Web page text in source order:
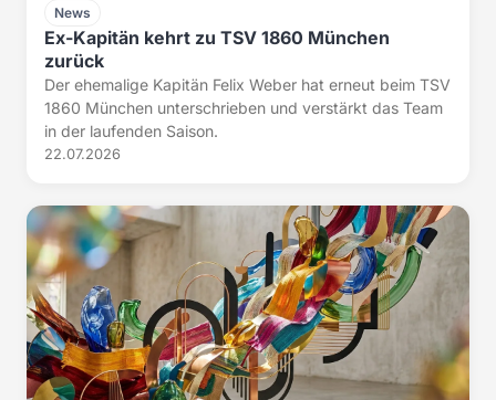
News
Ex-Kapitän kehrt zu TSV 1860 München
zurück
Der ehemalige Kapitän Felix Weber hat erneut beim TSV
1860 München unterschrieben und verstärkt das Team
in der laufenden Saison.
22.07.2026